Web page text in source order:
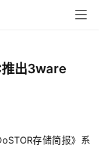
推出3ware
存储简报》系